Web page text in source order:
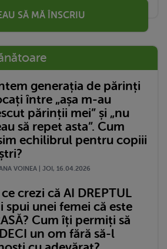
SĂ MĂ ÎNSCRIU
generația de părinți
între „așa m-au
părinții mei” și „nu
să repet asta”. Cum
echilibrul pentru copiii
VOINEA | JOI, 16.04.2026
crezi că AI DREPTUL
spui unei femei că este
Cum îți permiți să
un om fără să-l